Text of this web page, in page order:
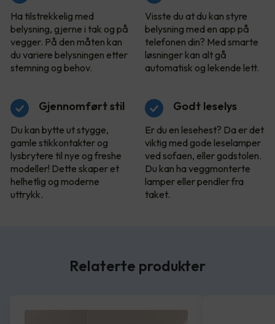
Ha tilstrekkelig med
belysning, gjerne i tak og på
vegger. På den måten kan
du variere belysningen etter
stemning og behov.
Visste du at du kan styre
belysning med en app på
telefonen din? Med smarte
løsninger kan alt gå
automatisk og lekende lett.
Gjennomført stil
Du kan bytte ut stygge,
gamle stikkontakter og
lysbrytere til nye og freshe
modeller! Dette skaper et
helhetlig og moderne
uttrykk.
Godt leselys
Er du en lesehest? Da er det
viktig med gode leselamper
ved sofaen, eller godstolen.
Du kan ha veggmonterte
lamper eller pendler fra
taket.
Relaterte produkter